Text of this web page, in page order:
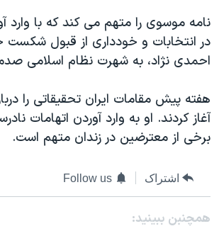
نامه موسوی را متهم می کند که با وارد
در انتخابات و خودداری از قبول شکست
احمدی نژاد، به شهرت نظام اسلامی
هفته پیش مقامات ایران تحقیقاتی را
آغاز کردند. او به وارد آوردن اتهامات
برخی از معترضین در زندان متهم است.
اشتراک Follow us
همچنبن ببینید: